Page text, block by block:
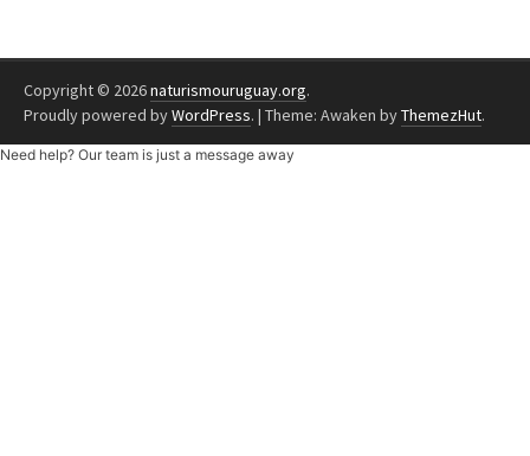
Copyright © 2026naturismouruguay.org.
Proudly powered byWordPress. | Theme: Awaken byThemezHut.
Need help? Our team is just a message away